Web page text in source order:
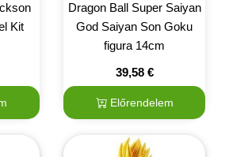
Kit
Dragon Ball Super Saiyan
God Saiyan Son Goku
figura 14cm
39,58 €
Előrendelem